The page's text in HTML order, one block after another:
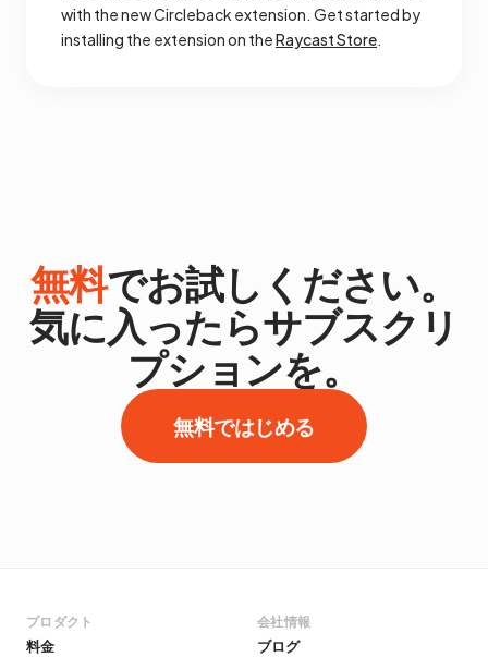
with the new Circleback extension. Get started by
installing the extension on theRaycast Store.
無料でお試しください。
気に入ったらサブスクリ
プションを。
無料ではじめる
プロダクト
料金
会社情報
ブログ